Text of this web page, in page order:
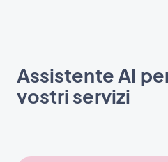
Assistente AI
vostri servizi